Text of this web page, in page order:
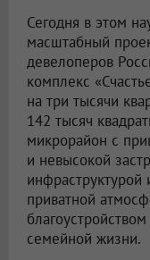
Сегодня в этом
масштабный
девелоперов
комплекс
на три тысячи
142 тысяч
микрорайон с
и невысокой
приватной
семейной жизни.